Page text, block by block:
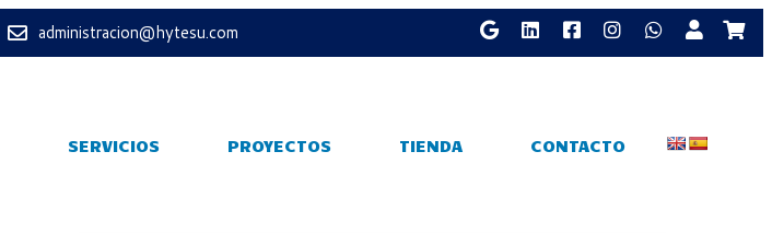
administracion@hytesu.com
SERVICIOS PROYECTOS TIENDA CONTACTO